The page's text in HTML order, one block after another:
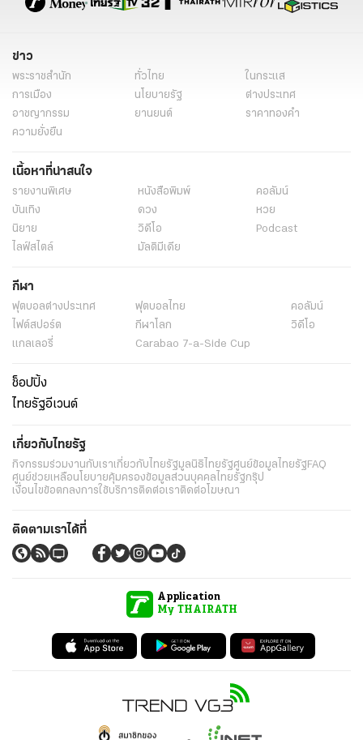
ข่าว
พระราชสำนัก ทั่วไทย
ในกระแส
การเมือง
นโยบายรัฐ
ต่างประเทศ
อาชญากรรม
ยานยนต์
ราคาทองคำ
ความยั่งยืน
เนื้อหาที่น่าสนใจ
รายงานพิเศษ หนังสือพิมพ์
คอลัมน์
บันเทิง
ดวง
หวย
นิยาย
วิดีโอ
Podcast
ไลฟ์สไตล์
มัลติมีเดีย
กีฬา
ฟุตบอลต่่างประเทศ ฟุตบอลไทย
คอลัมน์
ไฟต์สปอร์ต
กีฬาโลก
วิดีโอ
แกลเลอรี่
Carabao 7-a-Side Cup
ช็อปปิ้ง
ไทยรัฐอีเวนต์
เกี่ยวกับไทยรัฐ
กิจกรรมร่วมงานกับเราเกี่ยวกับไทยรัฐมูลนิธิไทยรัฐศูนย์ข้อมูลไทยรัฐFAQ
ศูนย์ช่วยเหลือนโยบายคุ้มครองข้อมูลส่วนบุคคลไทยรัฐกรุ๊ป
เงื่อนไขข้อตกลงการใช้บริการติดต่อเราติดต่อโฆษณา
ติดตามเราได้ที่
Application
My THAIRATH